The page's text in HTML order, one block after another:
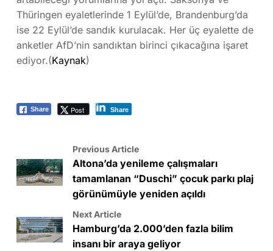
Thüringen eyaletlerinde 1 Eylül’de, Brandenburg’da
ise 22 Eylül’de sandık kurulacak. Her üç eyalette de
anketler AfD’nin sandıktan birinci çıkacağına işaret
ediyor.(Kaynak)
Share Post Share
Previous Article
Altona’da yenileme çalışmaları
tamamlanan “Duschi” çocuk parkı plaj
görünümüyle yeniden açıldı
Next Article
Hamburg’da 2.000’den fazla bilim
insanı bir araya geliyor